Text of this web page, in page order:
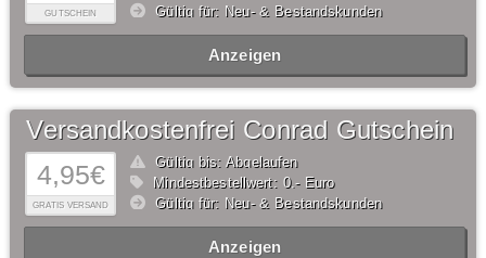
GUTSCHEIN
Gültig für: Neu- & Bestandskunden
Anzeigen
4,95€
GRATIS VERSAND
Versandkostenfrei Conrad Gutschein
Gültig bis: Abgelaufen
Mindestbestellwert: 0,- Euro
Gültig für: Neu- & Bestandskunden
Anzeigen